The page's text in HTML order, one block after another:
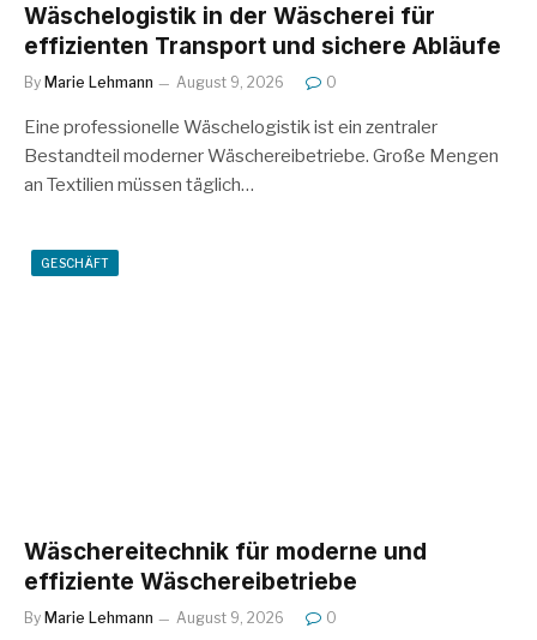
Wäschelogistik in der Wäscherei für
effizienten Transport und sichere Abläufe
By Marie Lehmann August 9, 2026 0
Eine professionelle Wäschelogistik ist ein zentraler
Bestandteil moderner Wäschereibetriebe. Große Mengen
an Textilien müssen täglich…
GESCHÄFT
Wäschereitechnik für moderne und
effiziente Wäschereibetriebe
By Marie Lehmann August 9, 2026 0